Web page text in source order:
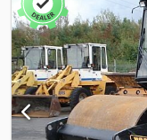
varančiųjų ratų